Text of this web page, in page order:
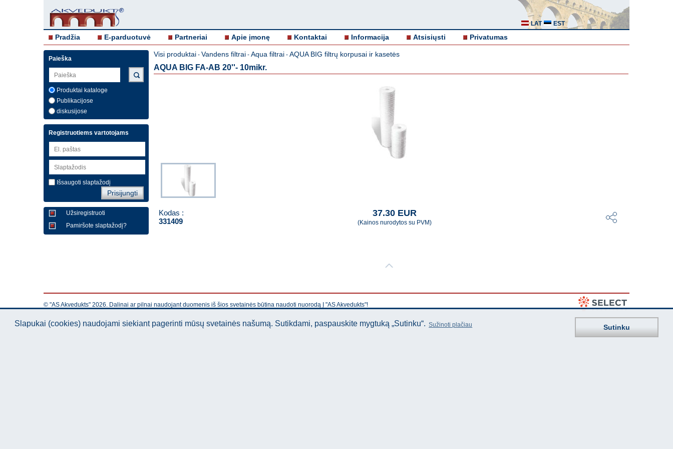
LAT EST
Pradžia E-parduotuvė Partneriai Apie įmonę Kontaktai Informacija Atsisiųsti Privatumas
Paieška
Produktai kataloge
Publikacijose
diskusijose
Registruotiems vartotojams
Išsaugoti slaptažodį
Užsiregistruoti
Pamiršote slaptažodį?
Visi produktai - Vandens filtrai - Aqua filtrai - AQUA BIG filtrų korpusai ir kasetės
AQUA BIG FA-AB 20''- 10mikr.
Kodas :
331409
37.30 EUR
(Kainos nurodytos su PVM)
© "AS Akvedukts" 2026. Dalinai ar pilnai naudojant duomenis iš šios svetainės būtina naudoti nuorodą Į "AS Akvedukts"!
Slapukai (cookies) naudojami siekiant pagerinti mūsų svetainės našumą. Sutikdami, paspauskite mygtuką „Sutinku“. Sužinoti plačiau Sutinku